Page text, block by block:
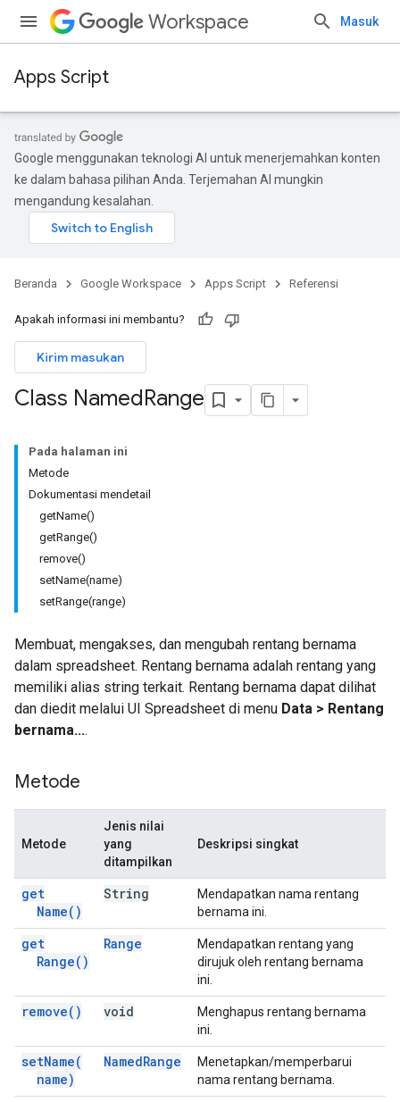
Workspace Masuk
Apps Script
Google menggunakan teknologi AI untuk menerjemahkan konten
ke dalam bahasa pilihan Anda. Terjemahan AI mungkin
mengandung kesalahan.
Beranda Google Workspace Apps Script Referensi
Apakah informasi ini membantu?
Kirim masukan
Class NamedRange
Pada halaman ini
Metode
Dokumentasi mendetail
getName()
getRange()
remove()
setName(name)
setRange(range)
Membuat, mengakses, dan mengubah rentang bernama
dalam spreadsheet. Rentang bernama adalah rentang yang
memiliki alias string terkait. Rentang bernama dapat dilihat
dan diedit melalui UI Spreadsheet di menu Data > Rentang
bernama....
Metode
Metode
Jenis nilai
yang
ditampilkan
Deskripsi singkat
get
Name( )
String
Mendapatkan nama rentang
bernama ini.
get
Range( )
Range
Mendapatkan rentang yang
dirujuk oleh rentang bernama
ini.
remove( ) void
Menghapus rentang bernama
ini.
setName(
name)
NamedRange
Menetapkan/memperbarui
nama rentang bernama.